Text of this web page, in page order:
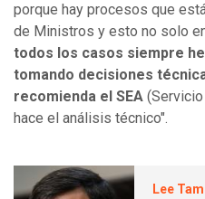
porque hay procesos que
de Ministros y esto no solo
todos los casos siempre
tomando decisiones
recomienda el SEA
hace el análisis técnico".
Lee